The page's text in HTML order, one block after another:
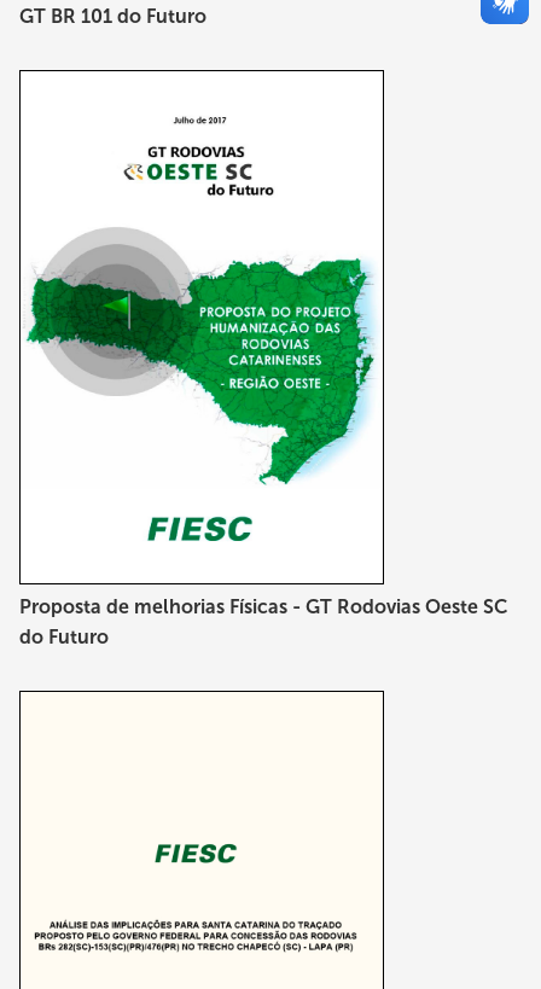
GT BR 101 do Futuro
Proposta de melhorias Físicas - GT Rodovias Oeste SC
do Futuro